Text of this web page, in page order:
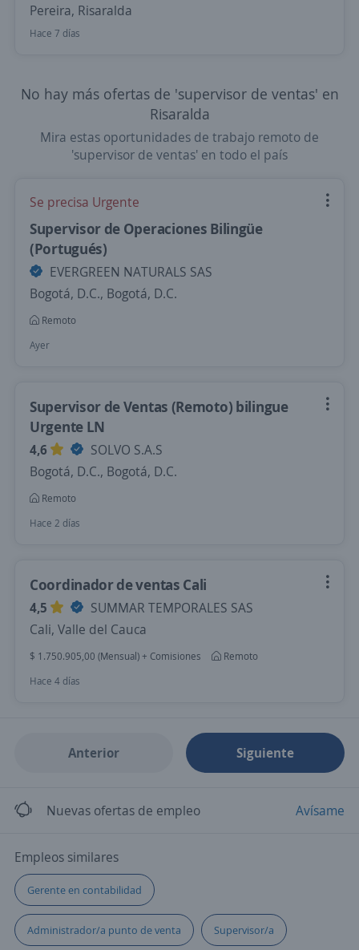
Pereira, Risaralda
Hace 7 días
No hay más ofertas de 'supervisor de ventas' en
Risaralda
Mira estas oportunidades de trabajo remoto de
'supervisor de ventas' en todo el país
Se precisa Urgente
Supervisor de Operaciones Bilingüe
(Portugués)
EVERGREEN NATURALS SAS
Bogotá, D.C., Bogotá, D.C.
Remoto
Ayer
Supervisor de Ventas (Remoto) bilingue
Urgente LN
4,6
SOLVO S.A.S
Bogotá, D.C., Bogotá, D.C.
Remoto
Hace 2 días
Coordinador de ventas Cali
4,5
SUMMAR TEMPORALES SAS
Cali, Valle del Cauca
$ 1.750.905,00 (Mensual) + Comisiones
Remoto
Hace 4 días
Anterior Siguiente
Nuevas ofertas de empleo Avísame
Empleos similares
Gerente en contabilidad
Administrador/a punto de venta Supervisor/a